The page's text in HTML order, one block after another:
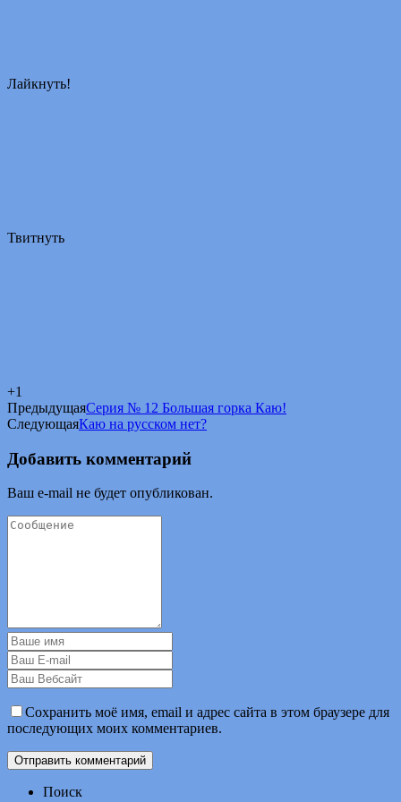
Лайкнуть!
Твитнуть
+1
ПредыдущаяСерия № 12 Большая горка Каю!
СледующаяКаю на русском нет?
Добавить комментарий
Ваш e-mail не будет опубликован.
Сохранить моё имя, email и адрес сайта в этом браузере для
последующих моих комментариев.
Поиск